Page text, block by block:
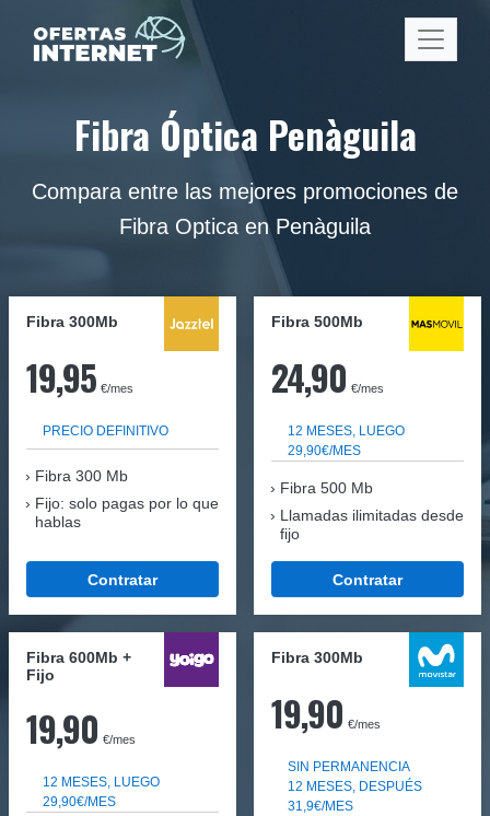
Fibra Óptica Penàguila
Compara entre las mejores promociones de
Fibra Optica en Penàguila
Fibra 300Mb
19,95 €/mes
PRECIO DEFINITIVO
Fibra 300 Mb
Fijo: solo pagas por lo que
hablas
Contratar
Fibra 500Mb
24,90 €/mes
12 MESES, LUEGO
29,90€/MES
Fibra 500 Mb
Llamadas ilimitadas desde
fijo
Contratar
Fibra 600Mb +
Fijo
19,90 €/mes
12 MESES, LUEGO
29,90€/MES
Fibra 300Mb
19,90 €/mes
SIN PERMANENCIA
12 MESES, DESPUÉS
31,9€/MES